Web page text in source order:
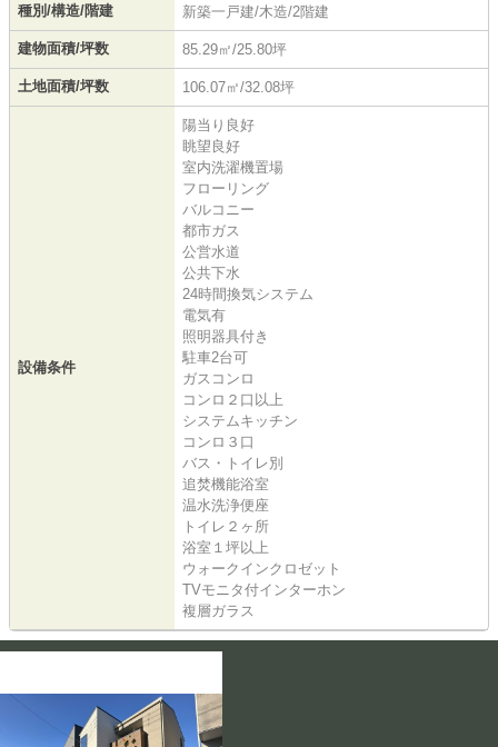
種別/構造/階建 新築一戸建/木造/2階建
建物面積/坪数 85.29㎡/25.80坪
土地面積/坪数 106.07㎡/32.08坪
設備条件
陽当り良好
眺望良好
室内洗濯機置場
フローリング
バルコニー
都市ガス
公営水道
公共下水
24時間換気システム
電気有
照明器具付き
駐車2台可
ガスコンロ
コンロ２口以上
システムキッチン
コンロ３口
バス・トイレ別
追焚機能浴室
温水洗浄便座
トイレ２ヶ所
浴室１坪以上
ウォークインクロゼット
TVモニタ付インターホン
複層ガラス